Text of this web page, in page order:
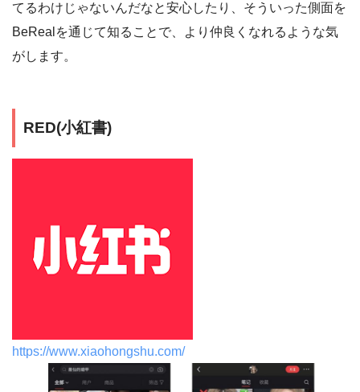
てるわけじゃないんだなと安心したり、そういった側面を
BeRealを通じて知ることで、より仲良くなれるような気
がします。
RED(小紅書)
https://www.xiaohongshu.com/